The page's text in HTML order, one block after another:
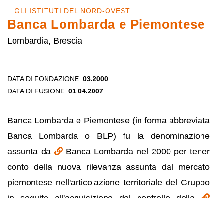
GLI ISTITUTI DEL NORD-OVEST
Banca Lombarda e Piemontese
Lombardia, Brescia
DATA DI FONDAZIONE 03.2000
DATA DI FUSIONE 01.04.2007
Banca Lombarda e Piemontese (in forma abbreviata
Banca Lombarda o BLP) fu la denominazione
assunta da
Banca Lombarda nel 2000 per tener
conto della nuova rilevanza assunta dal mercato
piemontese nell'articolazione territoriale del Gruppo